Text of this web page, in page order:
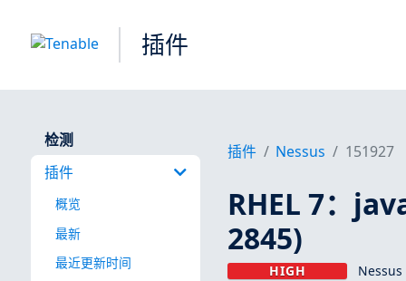
插件
检测
插件
概览
最新
最近更新时间
插件 Nessus 151927
RHEL 7：
2845)
HIGH Nessus